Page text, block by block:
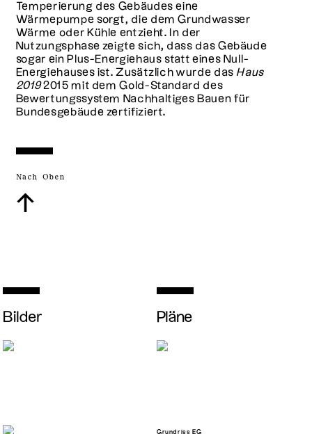
Temperierung des Gebäudes eine
Wärmepumpe sorgt, die dem Grundwasser
Wärme oder Kühle entzieht. In der
Nutzungsphase zeigte sich, dass das Gebäude
sogar ein Plus-Energiehaus statt eines Null-
Energiehauses ist. Zusätzlich wurde das Haus
20192015 mit dem Gold-Standard des
Bewertungssystem Nachhaltiges Bauen für
Bundesgebäude zertifiziert.
Nach Oben
↑
Bilder Pläne
Grundriss EG